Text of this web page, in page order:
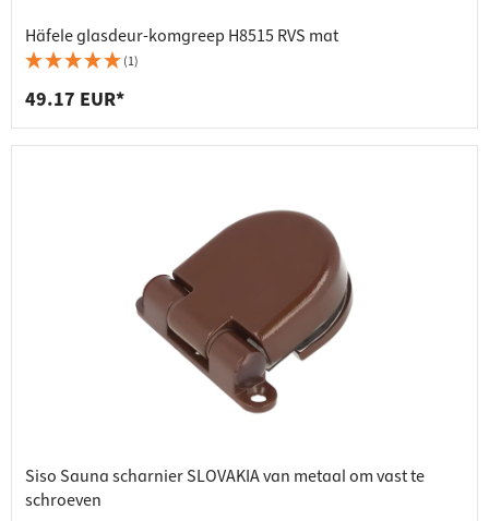
Häfele glasdeur-komgreep H8515 RVS mat
(1)
49.17 EUR*
Siso Sauna scharnier SLOVAKIA van metaal om vast te
schroeven